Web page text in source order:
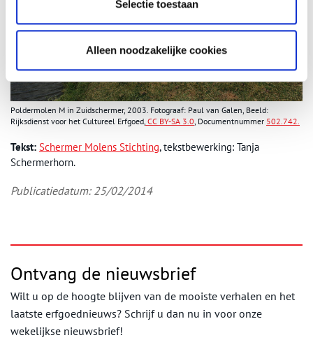
Selectie toestaan
Alleen noodzakelijke cookies
Poldermolen M in Zuidschermer, 2003. Fotograaf: Paul van Galen, Beeld:
Rijksdienst voor het Cultureel Erfgoed, CC BY-SA 3.0 , Documentnummer 502.742.
Tekst: Schermer Molens Stichting, tekstbewerking: Tanja
Schermerhorn.
Publicatiedatum: 25/02/2014
Ontvang de nieuwsbrief
Wilt u op de hoogte blijven van de mooiste verhalen en het
laatste erfgoednieuws? Schrijf u dan nu in voor onze
wekelijkse nieuwsbrief!